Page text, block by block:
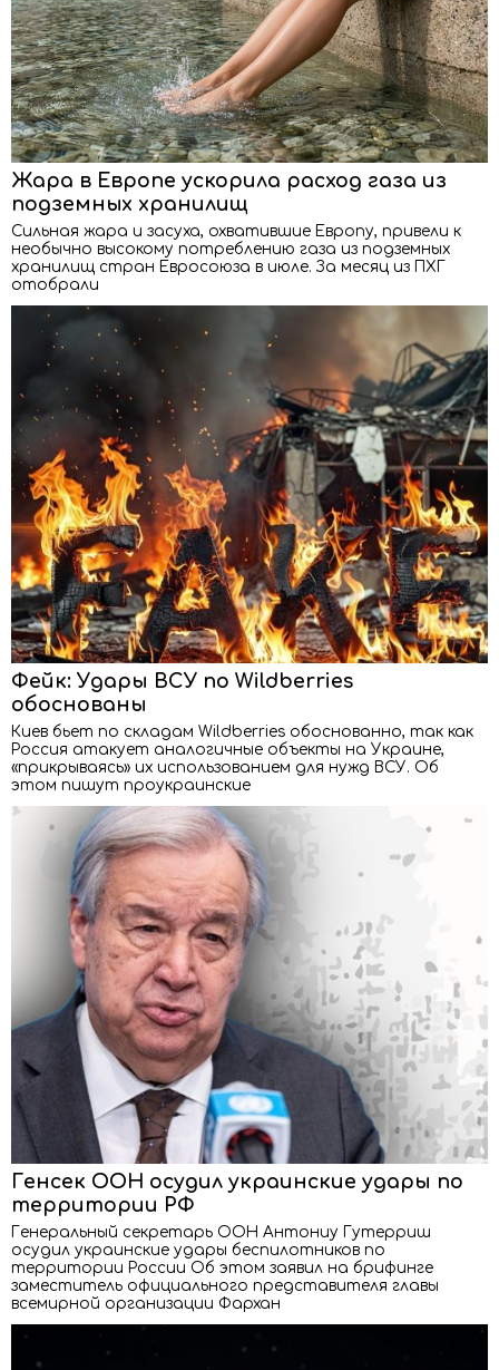
Жара в Европе ускорила расход газа из
подземных хранилищ
Сильная жара и засуха, охватившие Европу, привели к
необычно высокому потреблению газа из подземных
хранилищ стран Евросоюза в июле. За месяц из ПХГ
отобрали
Фейк: Удары ВСУ по Wildberries
обоснованы
Киев бьет по складам Wildberries обоснованно, так как
Россия атакует аналогичные объекты на Украине,
«прикрываясь» их использованием для нужд ВСУ. Об
этом пишут проукраинские
Генсек ООН осудил украинские удары по
территории РФ
Генеральный секретарь ООН Антониу Гутерриш
осудил украинские удары беспилотников по
территории России Об этом заявил на брифинге
заместитель официального представителя главы
всемирной организации Фархан